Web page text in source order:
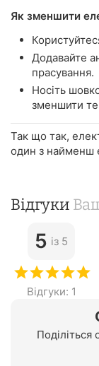
Як зменшити
Додавайте
прасування.
Носіть
зменшити
Так що так,
один з найменш
Відгуки
5 із 5
Відгуки: 1